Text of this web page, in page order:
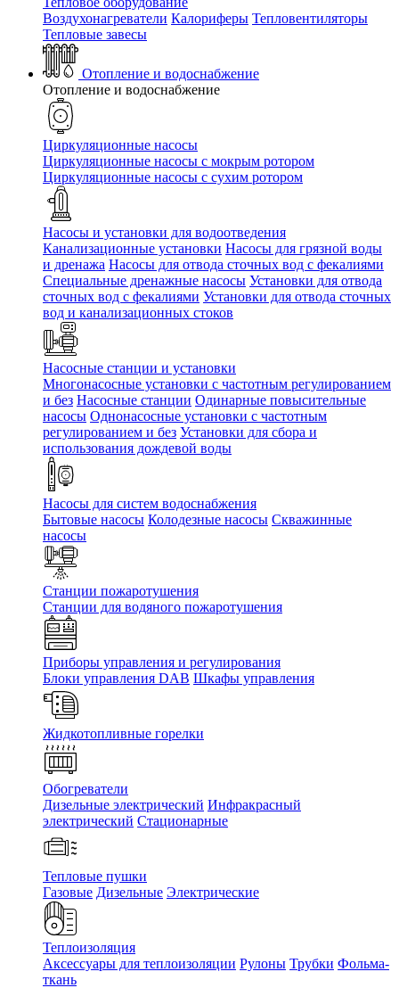
Воздухонагреватели Калориферы Тепловентиляторы
Тепловые завесы
Отопление и водоснабжение
Отопление и водоснабжение
Циркуляционные насосы
Циркуляционные насосы с мокрым ротором
Циркуляционные насосы с сухим ротором
Насосы и установки для водоотведения
Канализационные установки Насосы для грязной воды
и дренажа Насосы для отвода сточных вод c фекалиями
Специальные дренажные насосы Установки для отвода
сточных вод c фекалиями Установки для отвода сточных
вод и канализационных стоков
Насосные станции и установки
Многонасосные установки с частотным регулированием
и без Насосные станции Одинарные повысительные
насосы Однонасосные установки с частотным
регулированием и без Установки для сбора и
использования дождевой воды
Насосы для систем водоснабжения
Бытовые насосы Колодезные насосы Скважинные
насосы
Станции пожаротушения
Станции для водяного пожаротушения
Приборы управления и регулирования
Блоки управления DAB Шкафы управления
Жидкотопливные горелки
Обогреватели
Дизельные электрический Инфракрасный
электрический Стационарные
Тепловые пушки
Газовые Дизельные Электрические
Теплоизоляция
Аксессуары для теплоизоляции Рулоны Трубки Фольма-
ткань